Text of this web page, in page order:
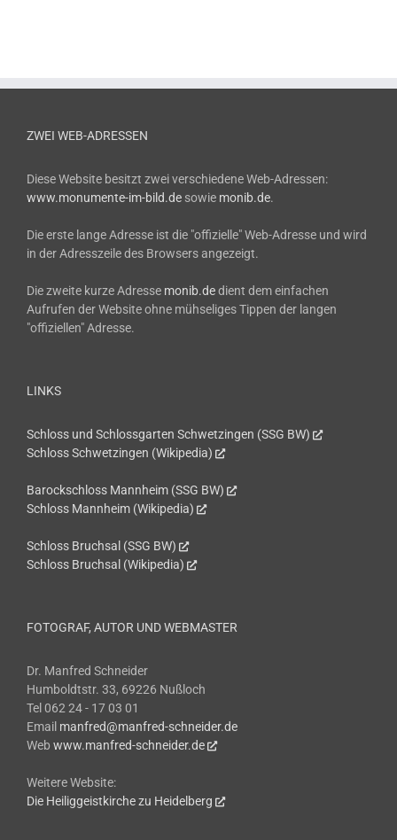
ZWEI WEB-ADRESSEN
Diese Website besitzt zwei verschiedene Web-Adressen:
www.monumente-im-bild.de sowie monib.de.
Die erste lange Adresse ist die "offizielle" Web-Adresse und wird
in der Adresszeile des Browsers angezeigt.
Die zweite kurze Adresse monib.dedient dem einfachen
Aufrufen der Website ohne mühseliges Tippen der langen
"offiziellen" Adresse.
LINKS
Schloss und Schlossgarten Schwetzingen (SSG BW)
Schloss Schwetzingen (Wikipedia)
Barockschloss Mannheim (SSG BW)
Schloss Mannheim (Wikipedia)
Schloss Bruchsal (SSG BW)
Schloss Bruchsal (Wikipedia)
FOTOGRAF, AUTOR UND WEBMASTER
Dr. Manfred Schneider
Humboldtstr. 33, 69226 Nußloch
Tel 062 24 - 17 03 01
Email manfred@manfred-schneider.de
Web www.manfred-schneider.de
Weitere Website:
Die Heiliggeistkirche zu Heidelberg